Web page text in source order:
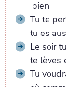
bien
Tu te
tu es
Le soir
te lèves
Tu